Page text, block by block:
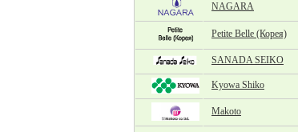
NAGARA
Petite Belle (Корея)
SANADA SEIKO
Kyowa Shiko
Makoto